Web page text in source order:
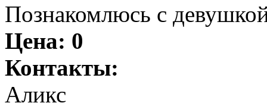
Познакомлюсь с
Цена: 0
Контакты:
Аликс